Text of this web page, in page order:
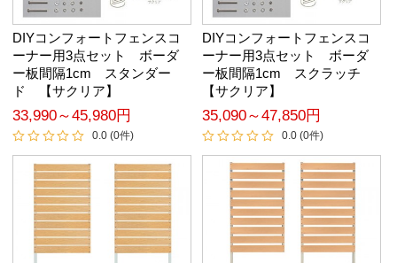
DIYコンフォートフェンスコ
ーナー用3点セット ボーダ
ー板間隔1cm スタンダー
ド 【サクリア】
33,990～45,980円
0.0 (0件)
DIYコンフォートフェンスコ
ーナー用3点セット ボーダ
ー板間隔1cm スクラッチ
【サクリア】
35,090～47,850円
0.0 (0件)